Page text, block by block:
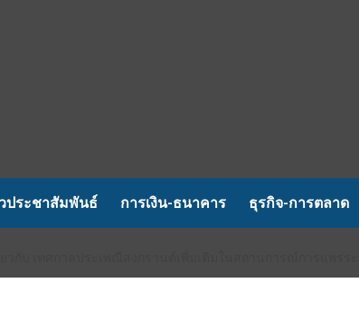
ประชาสัมพันธ์ การเงิน-ธนาคาร ธุรกิจ-การตลาด